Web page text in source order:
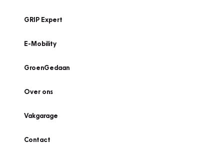
GRIP Expert
E-Mobility
GroenGedaan
Over ons
Vakgarage
Contact